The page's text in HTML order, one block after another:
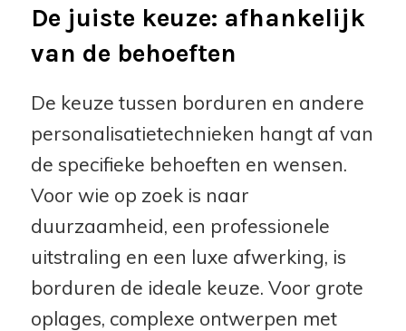
De juiste keuze: afhankelijk
van de behoeften
De keuze tussen borduren en andere
personalisatietechnieken hangt af van
de specifieke behoeften en wensen.
Voor wie op zoek is naar
duurzaamheid, een professionele
uitstraling en een luxe afwerking, is
borduren de ideale keuze. Voor grote
oplages, complexe ontwerpen met